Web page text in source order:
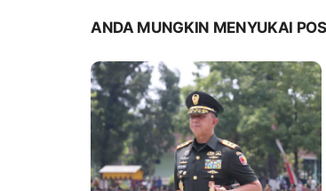
ANDA MUNGKIN MENYUKAI